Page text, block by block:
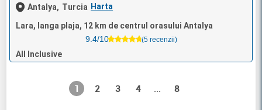
Antalya, Turcia Harta
Lara, langa plaja, 12 km de centrul orasului Antalya
9.4/10
(5 recenzii)
All Inclusive
1 2 3 4 ... 8